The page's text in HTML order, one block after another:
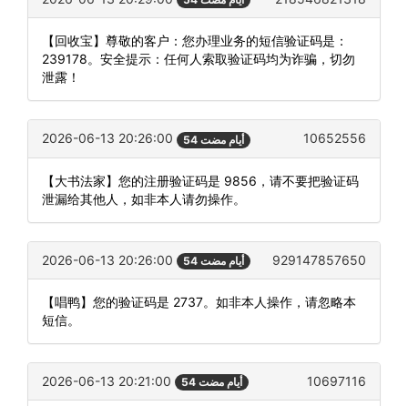
【回收宝】尊敬的客户：您办理业务的短信验证码是：
239178。安全提示：任何人索取验证码均为诈骗，切勿
泄露！
2026-06-13 20:26:00 54 أيام مضت 10652556
【大书法家】您的注册验证码是 9856，请不要把验证码
泄漏给其他人，如非本人请勿操作。
2026-06-13 20:26:00 54 أيام مضت 929147857650
【唱鸭】您的验证码是 2737。如非本人操作，请忽略本
短信。
2026-06-13 20:21:00 54 أيام مضت 10697116